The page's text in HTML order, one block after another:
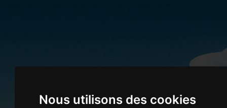
Nous utilisons des cookies
01 gifs